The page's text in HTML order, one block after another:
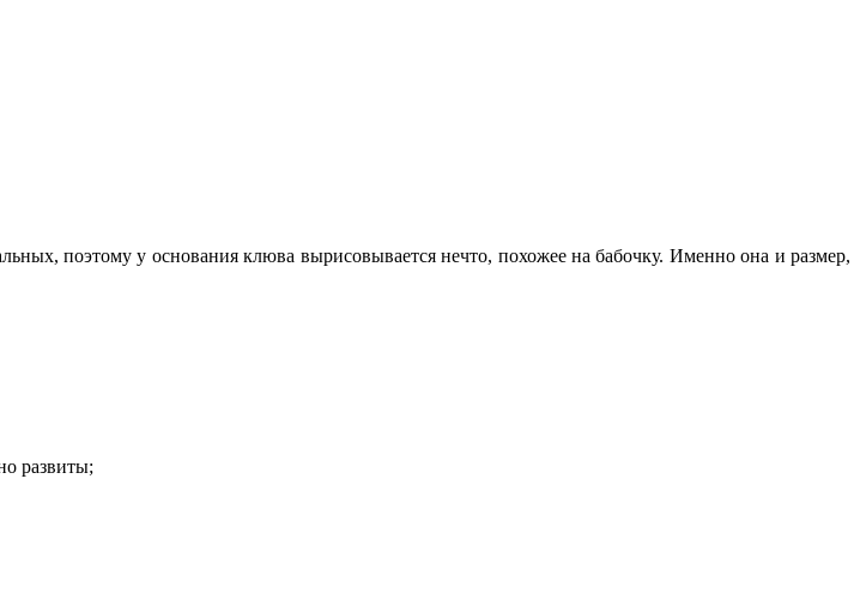
поэтому у основания клюва вырисовывается нечто, похожее на бабочку. Именно она и размер,
развиты;